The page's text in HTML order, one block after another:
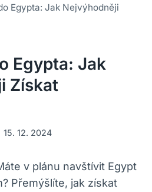
Egypta: Jak Nejvýhodněji
Egypta: Jak
Získat
15. 12. 2024
v plánu navštívit Egypt
Přemýšlíte, jak získat